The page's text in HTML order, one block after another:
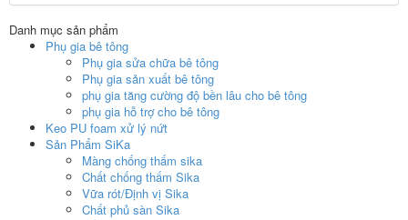
Danh mục sản phẩm
Phụ gia bê tông
Phụ gia sửa chữa bê tông
Phụ gia sản xuất bê tông
phụ gia tăng cường độ bền lâu cho bê tông
phụ gia hỗ trợ cho bê tông
Keo PU foam xử lý nứt
Sản Phẩm SiKa
Màng chống thấm sika
Chất chống thấm Sika
Vữa rót/Định vị Sika
Chất phủ sàn Sika